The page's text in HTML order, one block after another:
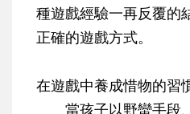
種遊戲經驗一再反覆的
正確的遊戲方式。
在遊戲中養成惜物的習
當孩子以野蠻手段、